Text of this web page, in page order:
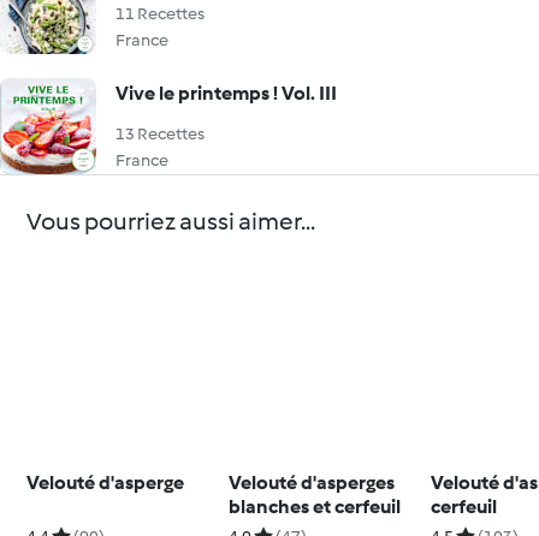
11 Recettes
France
Vive le printemps ! Vol. III
13 Recettes
France
Vous pourriez aussi aimer...
Velouté d'asperge
Velouté d'asperges
blanches et cerfeuil
Velouté
cerfeuil